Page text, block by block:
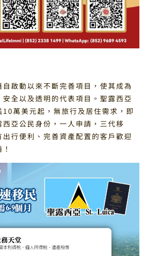
啟動以來不斷完善項目，使其成為
全以及透明的代表項目。聖露西亞
萬美元起，無旅行及居住需求，即
亞公民身份，一人申請，三代移
行便利、完善資產配置的客戶歡迎